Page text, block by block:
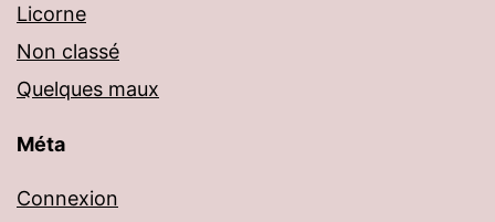
Licorne
Non classé
Quelques maux
Méta
Connexion